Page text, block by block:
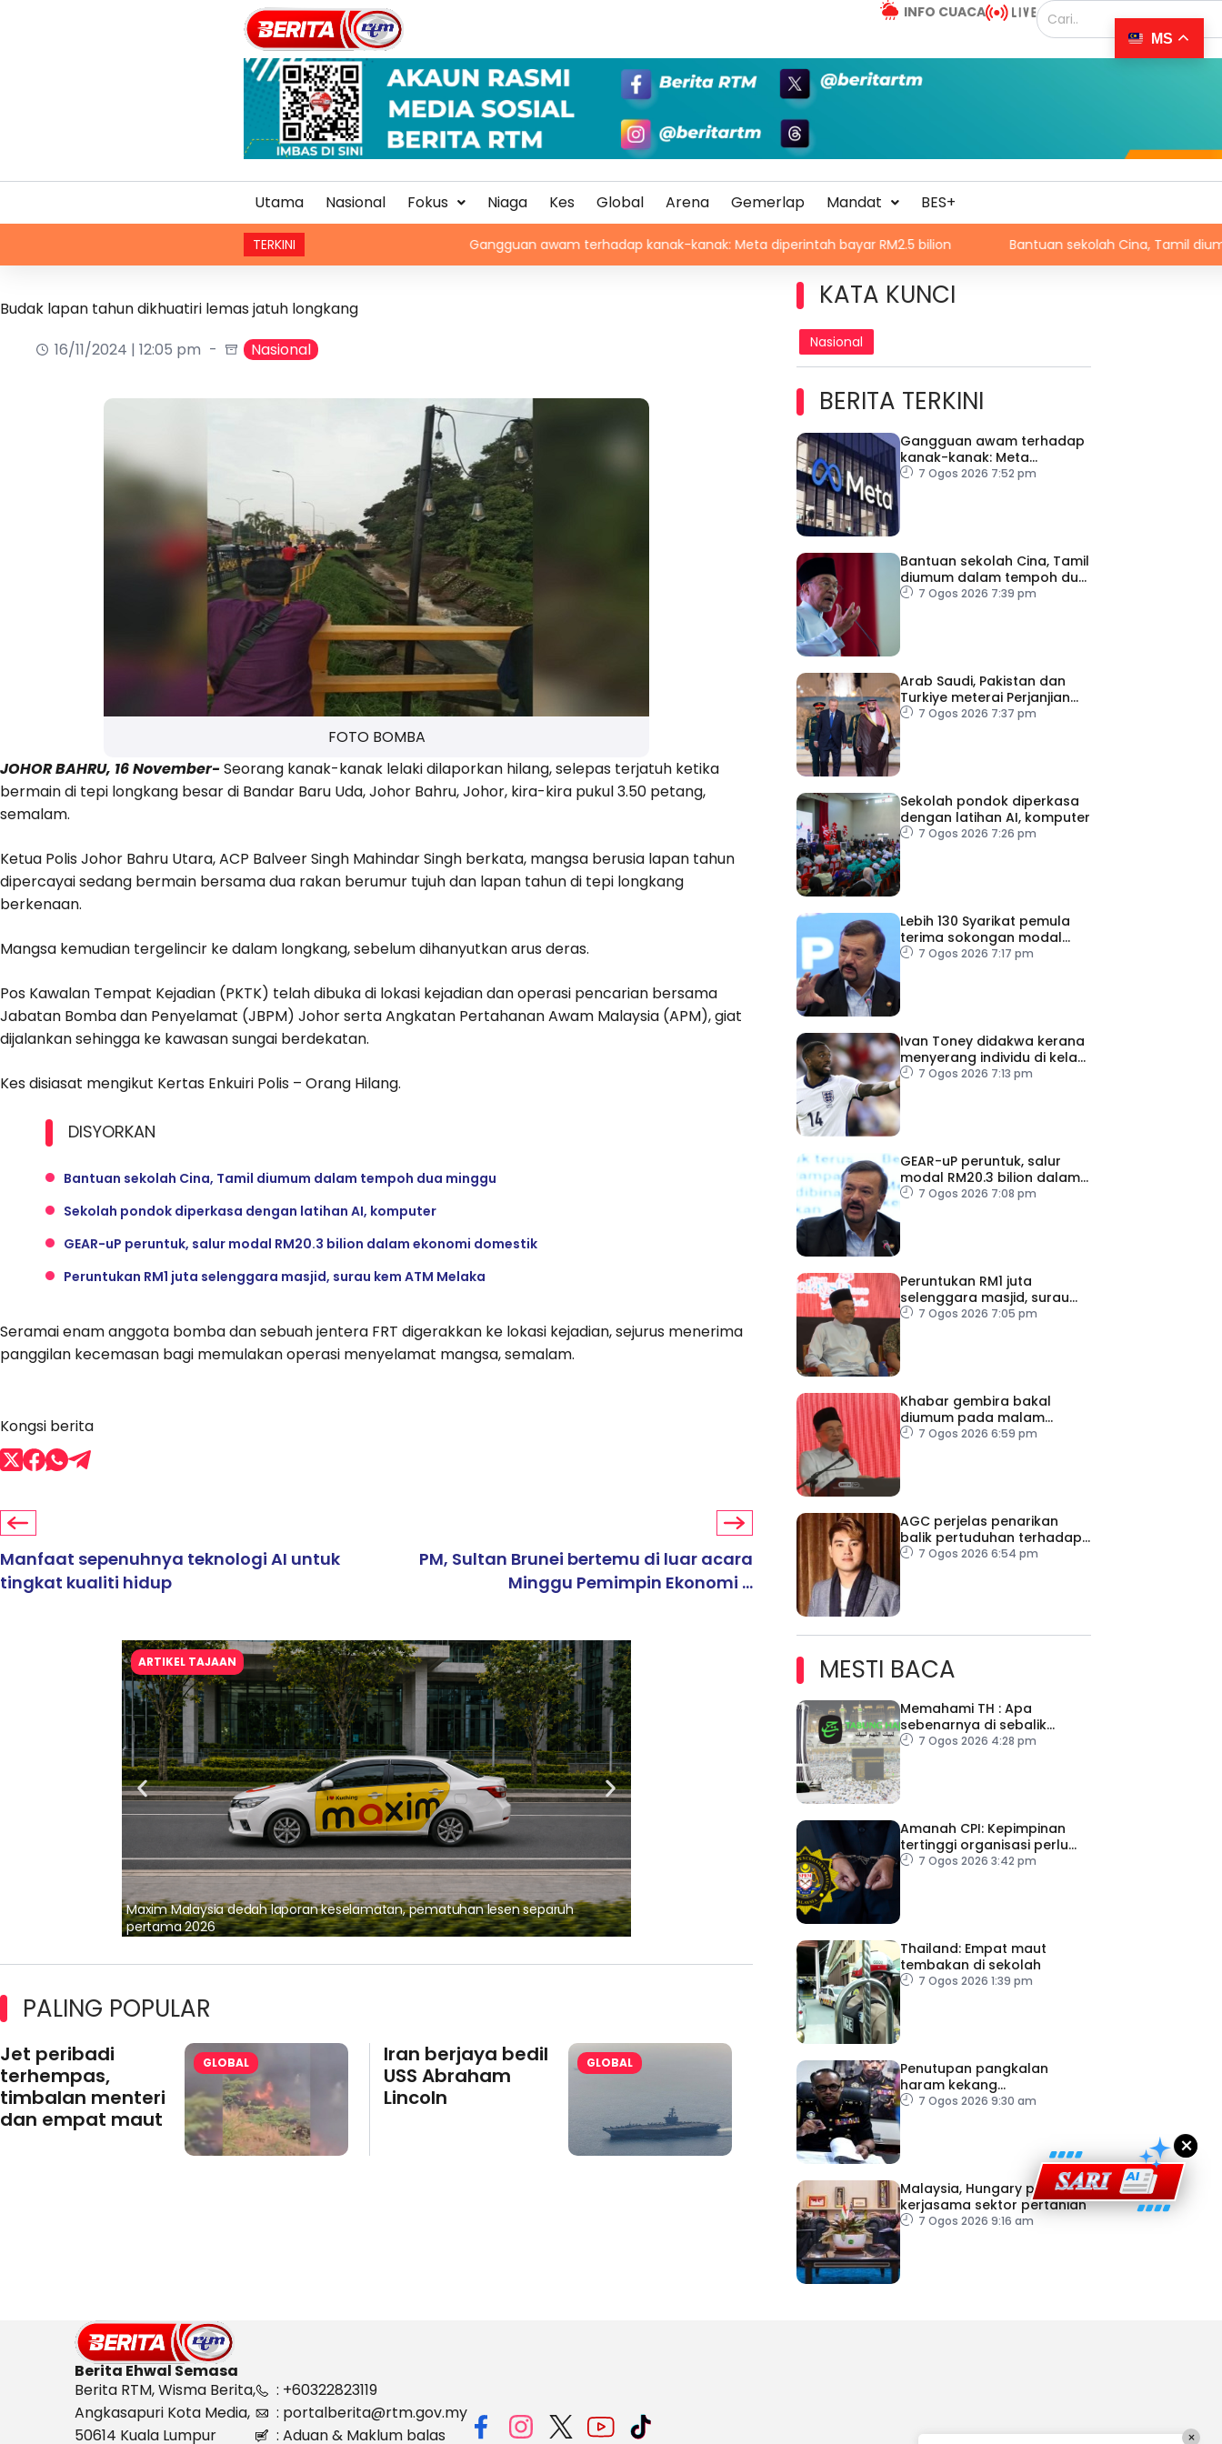
INFO CUACA
Utama Nasional Fokus Niaga Kes Global Arena Gemerlap Mandat BES+
TERKINI Gangguan awam terhadap kanak-kanak: Meta diperintah bayar RM2.5 bilion Bantuan sekolah Cina, Tamil diumum dalam
Budak lapan tahun dikhuatiri lemas jatuh longkang
16/11/2024 | 12:05 pm
Nasional
FOTO BOMBA
JOHOR BAHRU, 16 November-Seorang kanak-kanak lelaki dilaporkan hilang, selepas terjatuh ketika
bermain di tepi longkang besar di Bandar Baru Uda, Johor Bahru, Johor, kira-kira pukul 3.50 petang,
semalam.
Ketua Polis Johor Bahru Utara, ACP Balveer Singh Mahindar Singh berkata, mangsa berusia lapan tahun
dipercayai sedang bermain bersama dua rakan berumur tujuh dan lapan tahun di tepi longkang
berkenaan.
Mangsa kemudian tergelincir ke dalam longkang, sebelum dihanyutkan arus deras.
Pos Kawalan Tempat Kejadian (PKTK) telah dibuka di lokasi kejadian dan operasi pencarian bersama
Jabatan Bomba dan Penyelamat (JBPM) Johor serta Angkatan Pertahanan Awam Malaysia (APM), giat
dijalankan sehingga ke kawasan sungai berdekatan.
Kes disiasat mengikut Kertas Enkuiri Polis – Orang Hilang.
DISYORKAN
Bantuan sekolah Cina, Tamil diumum dalam tempoh dua minggu
Sekolah pondok diperkasa dengan latihan AI, komputer
GEAR-uP peruntuk, salur modal RM20.3 bilion dalam ekonomi domestik
Peruntukan RM1 juta selenggara masjid, surau kem ATM Melaka
Seramai enam anggota bomba dan sebuah jentera FRT digerakkan ke lokasi kejadian, sejurus menerima
panggilan kecemasan bagi memulakan operasi menyelamat mangsa, semalam.
Kongsi berita
Manfaat sepenuhnya teknologi AI untuk
tingkat kualiti hidup
PM, Sultan Brunei bertemu di luar acara
Minggu Pemimpin Ekonomi ...
ARTIKEL TAJAAN
Maxim Malaysia dedah laporan keselamatan, pematuhan lesen separuh
pertama 2026
Ajinomoto (Malaysia) Berhad Perkasa SCORE Marathon 2026 Melalui Kerjasama
aminoVITAL® Bersama Pempengaruh Larian Antarabangsa
PALING POPULAR
Jet peribadi
terhempas,
timbalan menteri
dan empat maut
GLOBAL
Iran berjaya bedil
USS Abraham
Lincoln
GLOBAL
KATA KUNCI
Nasional
BERITA TERKINI
Gangguan awam terhadap
kanak-kanak: Meta
diperintah bayar RM2.5
7 Ogos 2026 7:52 pm
Bantuan sekolah Cina, Tamil
diumum dalam tempoh dua
minggu
7 Ogos 2026 7:39 pm
Arab Saudi, Pakistan dan
Turkiye meterai Perjanjian
Pertahanan Bersama
7 Ogos 2026 7:37 pm
Sekolah pondok diperkasa
dengan latihan AI, komputer
7 Ogos 2026 7:26 pm
Lebih 130 Syarikat pemula
terima sokongan modal
teroka GEAR-uP
7 Ogos 2026 7:17 pm
Ivan Toney didakwa kerana
menyerang individu di kelab
malam London
7 Ogos 2026 7:13 pm
GEAR-uP peruntuk, salur
modal RM20.3 bilion dalam
ekonomi domestik
7 Ogos 2026 7:08 pm
Peruntukan RM1 juta
selenggara masjid, surau
kem ATM Melaka
7 Ogos 2026 7:05 pm
Khabar gembira bakal
diumum pada malam
ambang merdeka
7 Ogos 2026 6:59 pm
AGC perjelas penarikan
balik pertuduhan terhadap
Nicky Liow
7 Ogos 2026 6:54 pm
MESTI BACA
Memahami TH : Apa
sebenarnya di sebalik
angka
7 Ogos 2026 4:28 pm
Amanah CPI: Kepimpinan
tertinggi organisasi perlu
pacu reformasi radikal
7 Ogos 2026 3:42 pm
Thailand: Empat maut
tembakan di sekolah
7 Ogos 2026 1:39 pm
Penutupan pangkalan
haram kekang
penyeludupan di Kelantan
7 Ogos 2026 9:30 am
Malaysia, Hungary perkukuh
kerjasama sektor pertanian
7 Ogos 2026 9:16 am
×
Berita Ehwal Semasa
Berita RTM, Wisma Berita,
Angkasapuri Kota Media,
50614 Kuala Lumpur
: +60322823119
: portalberita@rtm.gov.my
: Aduan & Maklum balas
MS
×